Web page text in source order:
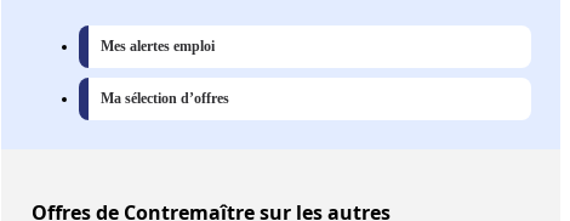
Mes alertes emploi
Ma sélection d’offres
Offresde Contremaître sur les autres